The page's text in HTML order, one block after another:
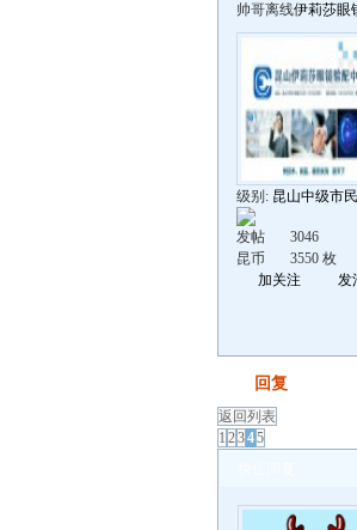
帅哥离线伊莉莎眼
级别: 昆山中级市民
发帖
3046
昆币
3550 枚
加关注
发
回复
返回列表
1 2345